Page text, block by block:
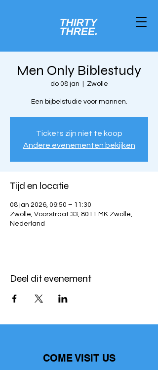
Men Only Biblestudy
do 08 jan Zwolle
Een bijbelstudie voor mannen.
Tickets zijn niet te koop
Andere evenementen bekijken
Tijd en locatie
08 jan 2026, 09:50 – 11:30
Zwolle, Voorstraat 33, 8011 MK Zwolle,
Nederland
Deel dit evenement
COME VISIT US